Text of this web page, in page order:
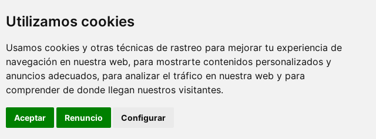
Utilizamos cookies
Usamos cookies y otras técnicas de rastreo para mejorar tu experiencia de
navegación en nuestra web, para mostrarte contenidos personalizados y
anuncios adecuados, para analizar el tráfico en nuestra web y para
comprender de donde llegan nuestros visitantes.
Aceptar Renuncio Configurar